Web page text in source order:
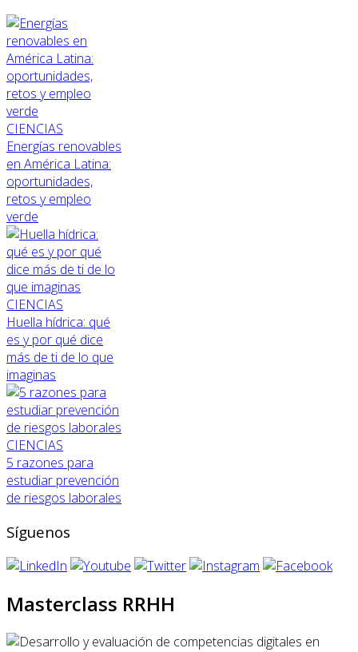
CIENCIAS
Energías renovables
en América Latina:
oportunidades,
retos y empleo
verde
CIENCIAS
Huella hídrica: qué
es y por qué dice
más de ti de lo que
imaginas
CIENCIAS
5 razones para
estudiar prevención
de riesgos laborales
Síguenos
Masterclass RRHH